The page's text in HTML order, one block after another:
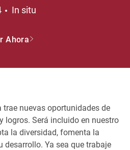
In situ
Ahora
trae nuevas oportunidades de
logros. Será incluido en nuestro
la diversidad, fomenta la
Ya sea que trabaje